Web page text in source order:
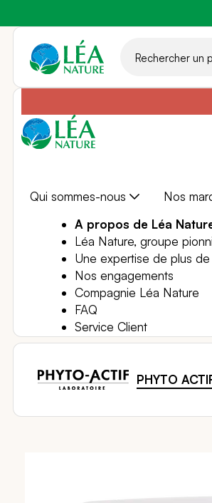
Aller
contenu
Qui sommes-nous Nos
A propos de Léa
Léa Nature, groupe
Une expertise de plus
Nos engagements
Compagnie Léa Nature
FAQ
Service Client
PHYTO